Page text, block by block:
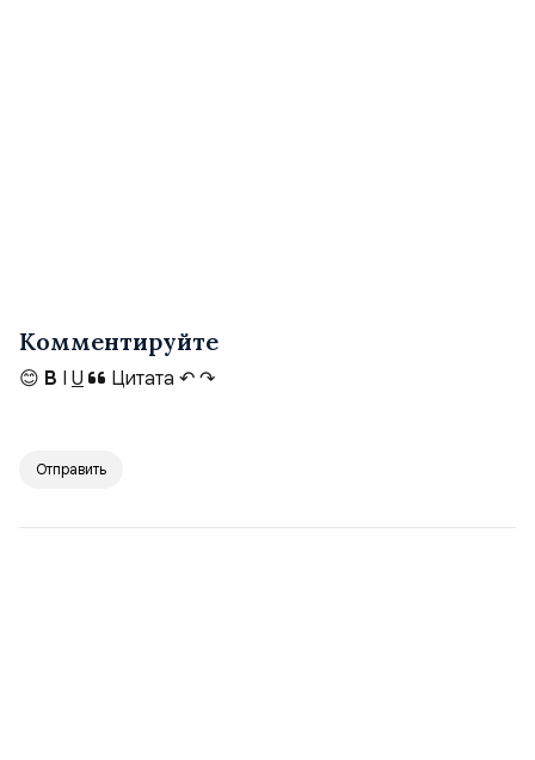
Комментируйте
😊 B I U Цитата ↶ ↷
Отправить